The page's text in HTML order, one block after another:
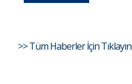
>> Tüm Haberler İçin Tıklayın